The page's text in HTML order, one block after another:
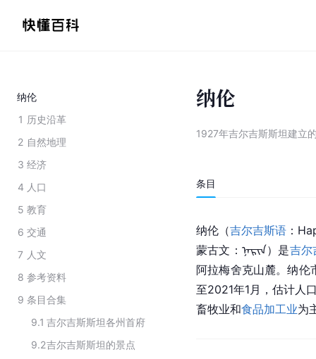
纳伦
1 历史沿革
2 自然地理
3 经济
4 人口
5 教育
6 交通
7 人文
8 参考资料
9 条目合集
9.1 吉尔吉斯斯坦各州首府
9.2吉尔吉斯斯坦的景点
纳伦
1927年吉尔吉斯斯坦建立
条目
纳伦（吉尔吉斯语 ：
蒙古文：ᠨᠠᠷᠢᠨ）是吉尔
阿拉梅舍克山麓。纳伦
至2021年1月，估计人
畜牧业和食品加工业为